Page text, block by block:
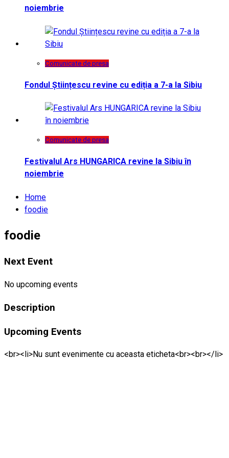
noiembrie
Comunicate de presa
Fondul Științescu revine cu ediția a 7-a la Sibiu
Comunicate de presa
Festivalul Ars HUNGARICA revine la Sibiu în
noiembrie
Home
foodie
foodie
Next Event
No upcoming events
Description
Upcoming Events
<br><li>Nu sunt evenimente cu aceasta eticheta<br><br></li>